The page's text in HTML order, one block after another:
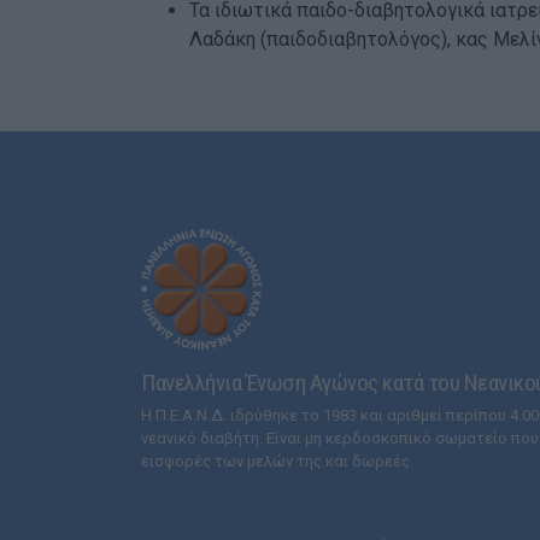
Τα ιδιωτικά παιδο-διαβητολογικά
Λαδάκη (παιδοδιαβητολόγος), κας
Πανελλήνια Ένωση Αγώνος κατά του
Η Π.Ε.Α.Ν.Δ. ιδρύθηκε το 1983 και αριθμεί περίπου
νεανικό διαβήτη. Είναι μη κερδοσκοπικό σωματείο
εισφορές των μελών της και δωρεές.